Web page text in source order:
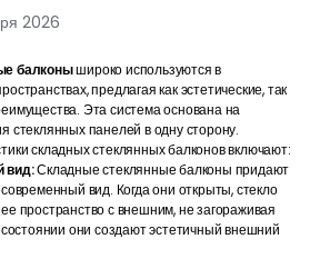
2026
балконышироко используются в
предлагая как эстетические, так
Эта система основана на
стеклянных панелей в одну сторону.
складных стеклянных балконов включают:
вид:Складные стеклянные балконы придают
вид. Когда они открыты, стекло
пространство с внешним, не загораживая
они создают эстетичный внешний